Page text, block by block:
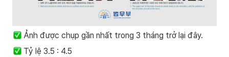
Ảnh được chụp gần nhất trong 3 tháng trở lại đây.
Tỷ lệ 3.5 : 4.5